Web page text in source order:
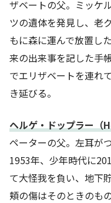
ザベートの父。ミッケ
ツの遺体を発見し、老
もに森に運んで放置し
来の出来事を記した手
でエリザベートを連れ
き延びる。
ヘルゲ・ドップラー
ペーターの父。左耳が
1953年、少年時代に
て大怪我を負い、地下
頬の傷はそのときのも